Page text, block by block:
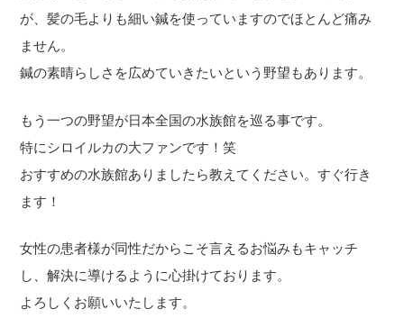
が、髪の毛よりも細い鍼を使っていますのでほとんど痛み
ません。
鍼の素晴らしさを広めていきたいという野望もあります。
もう一つの野望が日本全国の水族館を巡る事です。
特にシロイルカの大ファンです！笑
おすすめの水族館ありましたら教えてください。すぐ行き
ます！
女性の患者様が同性だからこそ言えるお悩みもキャッチ
し、解決に導けるように心掛けております。
よろしくお願いいたします。